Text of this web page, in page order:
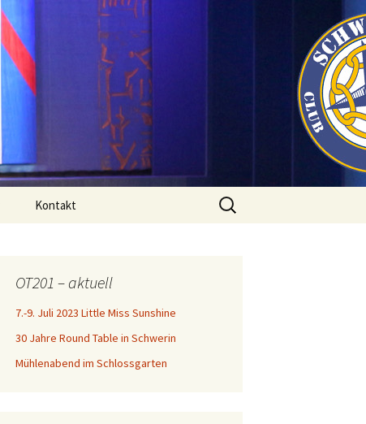
Kontakt
Search
for:
OT201 – aktuell
7.-9. Juli 2023 Little Miss Sunshine
30 Jahre Round Table in Schwerin
Mühlenabend im Schlossgarten